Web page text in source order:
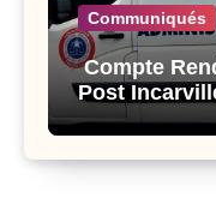
Communiqués
Compte
Post